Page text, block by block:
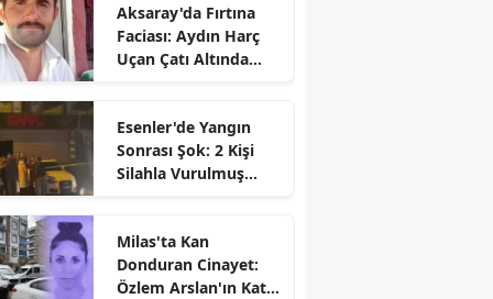
Aksaray'da Fırtına
Faciası: Aydın Harç
Uçan Çatı Altında
Esenler'de Yangın
Sonrası Şok: 2 Kişi
Silahla Vurulmuş
Milas'ta Kan
Donduran Cinayet:
Özlem Arslan'ın Katili